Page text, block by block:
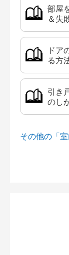
部屋
＆失
ドア
る方
引き
のし
その他の「